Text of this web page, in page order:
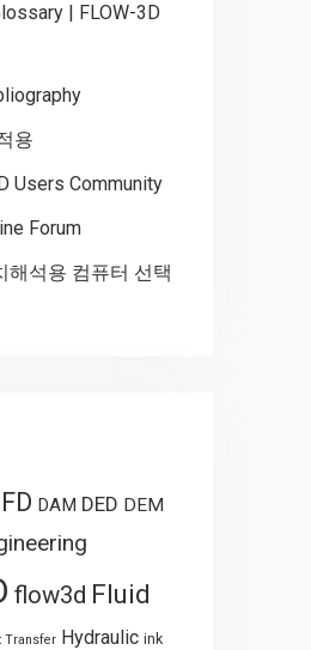
| FLOW-3D
용
Users Community
Forum
해석용 컴퓨터 선택
DAM DED DEM
flow3d Fluid
Transfer Hydraulic ink